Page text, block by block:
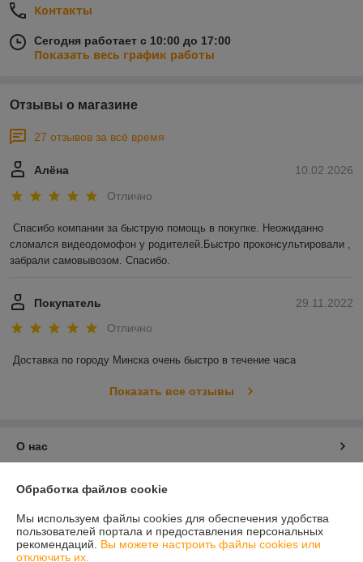
Контакты
Сегодня работает с 10:00 до 17:00
Показать весь график работы
Отзывы о магазине
27 отзывов за всё время
10.02.2026
Алёна
Отлично
Спасибо компании за быструю помощь в покупке. Неожиданно
сломался видеодомофон у родителей.Быстро проконсультировали ,
забрали самовывозом. Спасибо.
29.11.2022
Покупатель
Отлично
Доставка по городу Минска очень быстро в течение часа
Показать все отзывы
О нас
Контакты
Доставка и оплата
Обработка файлов cookie
Мы используем файлы cookies для обеспечения удобства
пользователей портала и предоставления персональных
рекомендаций. Вы можете настроить файлы cookies или
отключить их.